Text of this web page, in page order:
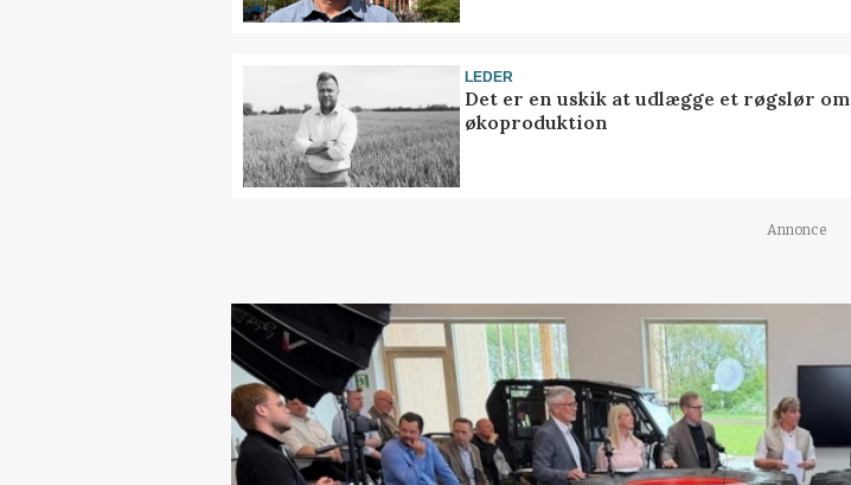
LEDER
Det er en uskik at udlægge et røgslør om
økoproduktion
Annonce